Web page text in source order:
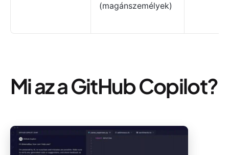
(magánszemélyek)
Mi az a GitHub Copilot?